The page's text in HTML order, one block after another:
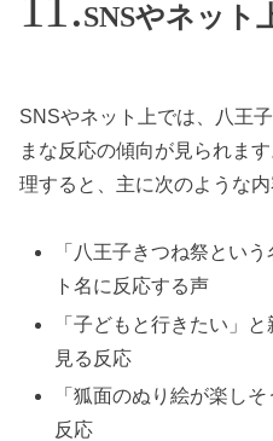
SNSやネット
SNSやネット上では、八王
まな反応の傾向が見られま
理すると、主に次のような内
「八王子きつね祭とい
ト名に反応する声
「子どもと行きたい」
見る反応
「狐面のぬり絵が楽し
反応